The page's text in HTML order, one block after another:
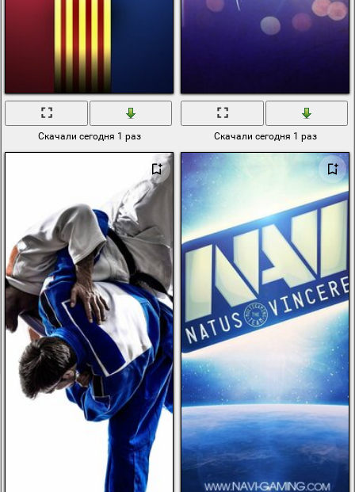
Скачали сегодня 1 раз Скачали сегодня 1 раз